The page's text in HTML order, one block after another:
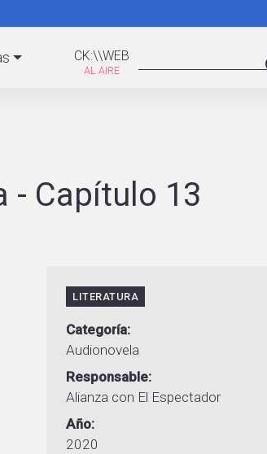
CK:\WEB
CK:\\WEB
- Capítulo 13
LITERATURA
Categoría
Audionovela
Responsable
Alianza con El Espectador
Año
2020